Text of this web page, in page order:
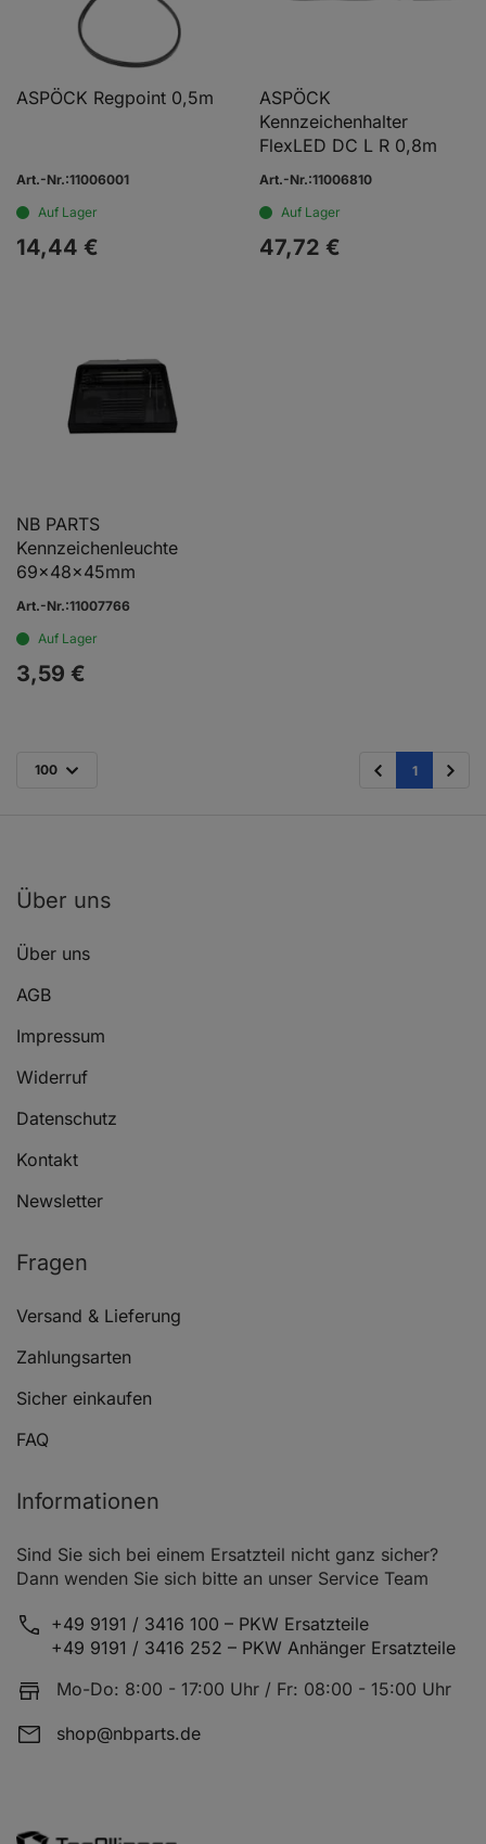
ASPÖCK Regpoint 0,5m
Art.-Nr.:11006001
Auf Lager
14,44 €
ASPÖCK
Kennzeichenhalter
FlexLED DC L R 0,8m
Art.-Nr.:11006810
Auf Lager
47,72 €
NB PARTS
Kennzeichenleuchte
69x48x45mm
Art.-Nr.:11007766
Auf Lager
3,59 €
100 1
Über uns
Über uns
AGB
Impressum
Widerruf
Datenschutz
Kontakt
Newsletter
Fragen
Versand & Lieferung
Zahlungsarten
Sicher einkaufen
FAQ
Informationen
Sind Sie sich bei einem Ersatzteil nicht ganz sicher?
Dann wenden Sie sich bitte an unser Service Team
+49 9191 / 3416 100 – PKW Ersatzteile
+49 9191 / 3416 252 – PKW Anhänger Ersatzteile
Mo-Do: 8:00 - 17:00 Uhr / Fr: 08:00 - 15:00 Uhr
shop@nbparts.de